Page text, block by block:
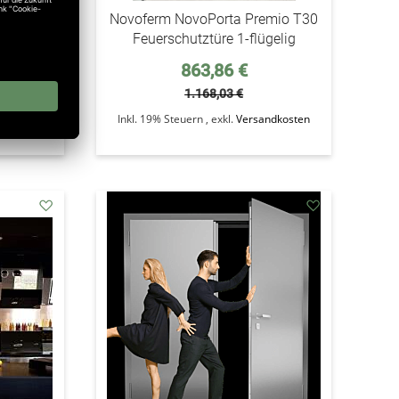
T30
Novoferm NovoPorta Premio T30
Feuerschutztüre 1-flügelig
Sonderpreis
863,86 €
1.168,03 €
Inkl. 19% Steuern ,exkl.Versandkosten